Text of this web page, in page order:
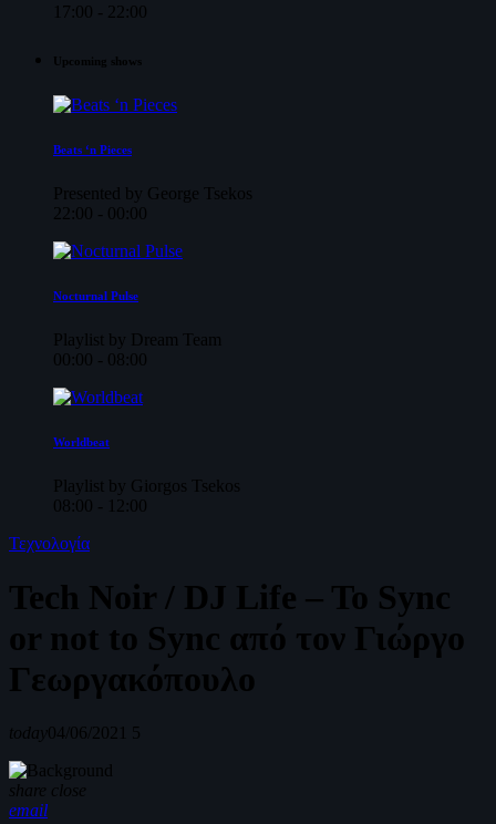
17:00 - 22:00
Upcoming shows
Beats ‘n Pieces
Presented by George Tsekos
22:00 - 00:00
Nocturnal Pulse
Playlist by Dream Team
00:00 - 08:00
Worldbeat
Playlist by Giorgos Tsekos
08:00 - 12:00
Τεχνολογία
Tech Noir / DJ Life – To Sync
or not to Sync από τον Γιώργο
Γεωργακόπουλο
today04/06/2021 5
share close
email